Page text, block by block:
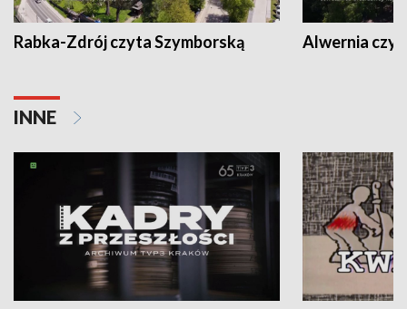
Rabka-Zdrój czyta Szymborską Alwernia
INNE